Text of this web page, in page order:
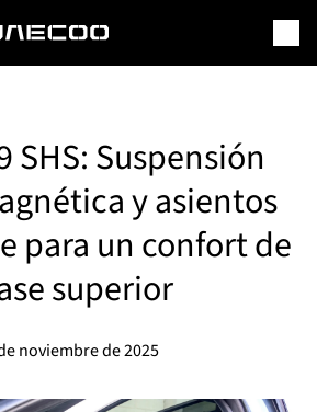
SHS: Suspensión
y asientos
para un confort de
superior
noviembre de 2025